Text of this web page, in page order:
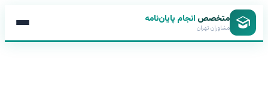
متخصصانجام پایان‌نامه
مشاوران تهران